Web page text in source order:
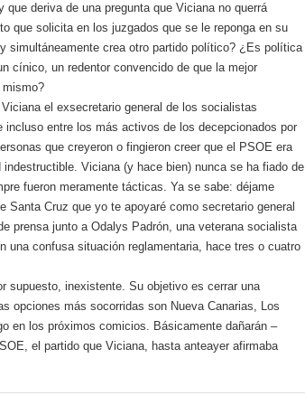
deriva de una pregunta que Viciana no querrá
que solicita en los juzgados que se le reponga en su
simultáneamente crea otro partido político? ¿Es política
cínico, un redentor convencido de que la mejor
mismo?
el exsecretario general de los socialistas
entre los más activos de los decepcionados por
que creyeron o fingieron creer que el PSOE era
Viciana (y hace bien) nunca se ha fiado de
fueron meramente tácticas. Ya se sabe: déjame
Santa Cruz que yo te apoyaré como secretario general
prensa junto a Odalys Padrón, una veterana socialista
una confusa situación reglamentaria, hace tres o cuatro
supuesto, inexistente. Su objetivo es cerrar una
opciones más socorridas son Nueva Canarias, Los
en los próximos comicios. Básicamente dañarán –
el partido que Viciana, hasta anteayer afirmaba